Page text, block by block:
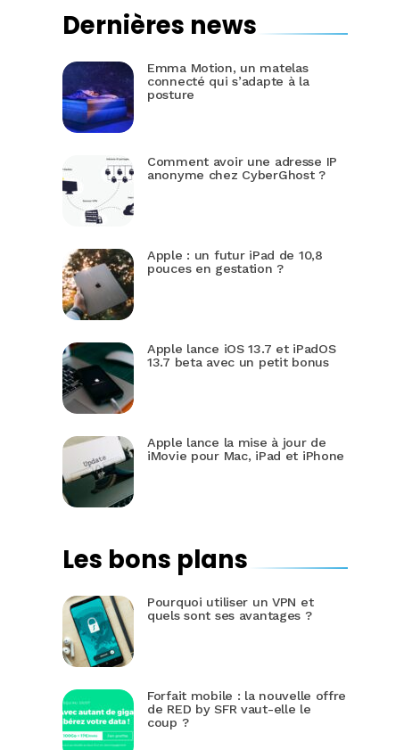
Dernières news
Emma Motion, un matelas
connecté qui s’adapte à la
posture
Comment avoir une adresse IP
anonyme chez CyberGhost ?
Apple : un futur iPad de 10,8
pouces en gestation ?
Apple lance iOS 13.7 et iPadOS
13.7 beta avec un petit bonus
Apple lance la mise à jour de
iMovie pour Mac, iPad et iPhone
Les bons plans
Pourquoi utiliser un VPN et
quels sont ses avantages ?
Forfait mobile : la nouvelle offre
de RED by SFR vaut-elle le
coup ?